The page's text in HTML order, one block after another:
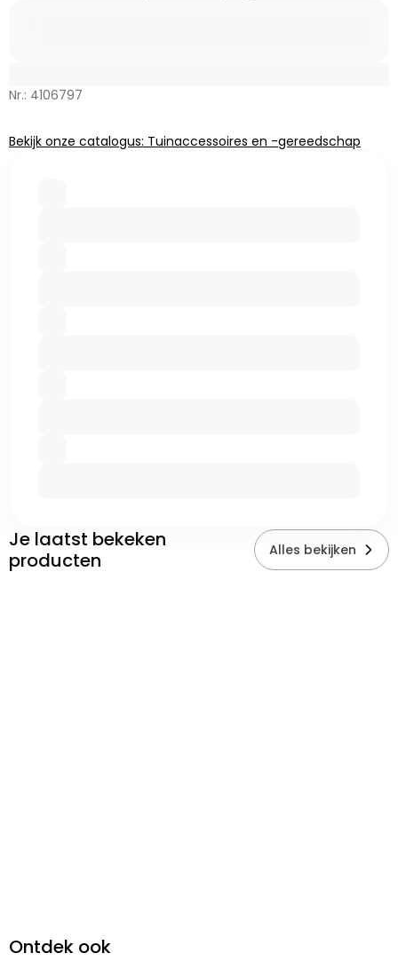
Nr.: 4106797
Bekijk onze catalogus: Tuinaccessoires en -gereedschap
Je laatst bekeken
producten
Alles bekijken
Ontdek ook